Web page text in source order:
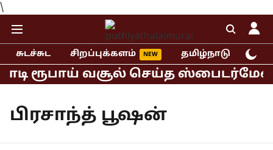
\
சுடச்சுட சிறப்புக்களம் தமிழ்நாடு
ரூபாய் வசூல் செய்த ஸ்பைடர்மேன்
பிரசாந்த் பூஷன்